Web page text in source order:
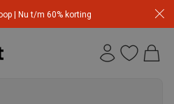
| Nu t/m 60% korting